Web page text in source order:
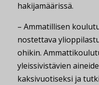
hakijamäärissä.
– Ammatillisen
nostettava
ohikin.
yleissivistävien
kaksivuotiseksi ja